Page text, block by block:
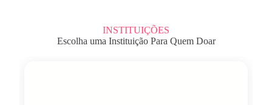
INSTITUIÇÕES
Escolha uma Instituição Para Quem Doar